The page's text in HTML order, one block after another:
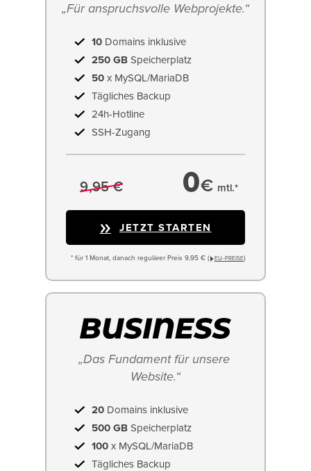
„Für anspruchsvolle Webprojekte.“
10 Domains inklusive
250 GB Speicherplatz
50 x MySQL/MariaDB
Tägliches Backup
24h-Hotline
SSH-Zugang
9,95 € 0€ mtl.*
JETZT STARTEN
* für 1 Monat, danach regulärer Preis 9,95 € ( EU−PREISE)
„Das Fundament für unsere
Website.“
20 Domains inklusive
500 GB Speicherplatz
100 x MySQL/MariaDB
Tägliches Backup